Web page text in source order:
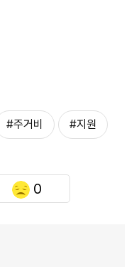
#주거비 #지원
0